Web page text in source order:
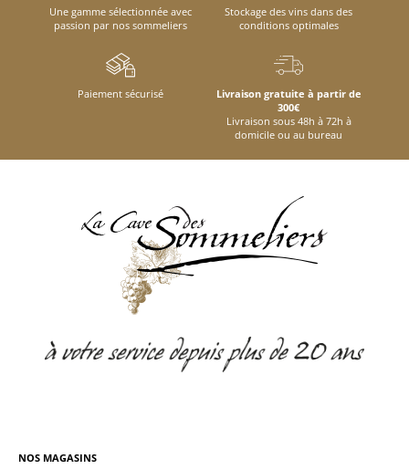
Une gamme sélectionnée avec
passion par nos sommeliers
Stockage des vins dans des
conditions optimales
Paiement sécurisé
Livraison gratuite à partir de
300€
Livraison sous 48h à 72h à
domicile ou au bureau
NOS MAGASINS